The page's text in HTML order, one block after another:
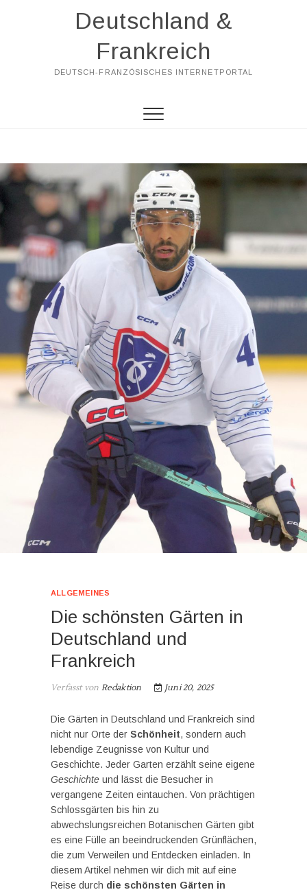
Deutschland &
Frankreich
DEUTSCH-FRANZÖSISCHES INTERNETPORTAL
ALLGEMEINES
Die schönsten Gärten in
Deutschland und
Frankreich
Verfasst von Redaktion Juni 20, 2025
Die Gärten in Deutschland und Frankreich sind
nicht nur Orte der Schönheit, sondern auch
lebendige Zeugnisse von Kultur und
Geschichte. Jeder Garten erzählt seine eigene
Geschichte und lässt die Besucher in
vergangene Zeiten eintauchen. Von prächtigen
Schlossgärten bis hin zu
abwechslungsreichen Botanischen Gärten gibt
es eine Fülle an beeindruckenden Grünflächen,
die zum Verweilen und Entdecken einladen. In
diesem Artikel nehmen wir dich mit auf eine
Reise durch die schönsten Gärten in